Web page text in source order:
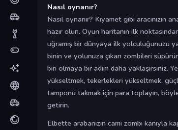
Nasıl oynanır?
Nasıl oynanır? Kıyamet gibi aracınızın
hazır olun. Oyun haritanın ilk
uğramış bir dünyaya ilk yolculuğunuzu
binin ve yolunuza çıkan zombileri
biri olmaya bir adım daha yaklaşırsınız.
yükseltmek, tekerlekleri yükseltmek,
tamponu takmak için para toplayın,
getirin.
Elbette arabanızın camı zombi kanıyla